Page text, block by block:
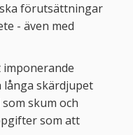
förutsättningar
- även med
långa skärdjupet
skum och
som att